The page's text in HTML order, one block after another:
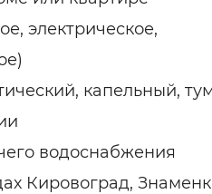
электрическое,
капельный,
водоснабжения
Кировоград,